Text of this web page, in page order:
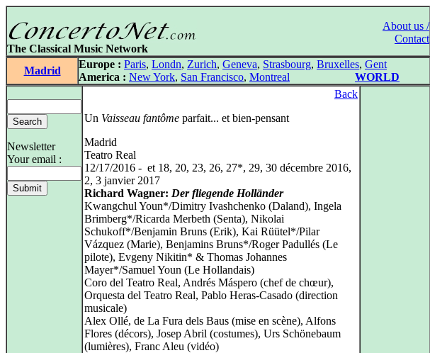
About us /
Contact
The Classical Music Network
Madrid
Europe : Paris, Londn, Zurich, Geneva, Strasbourg, Bruxelles, Gent
America : New York, San Francisco, Montreal WORLD
Newsletter
Your email :
Back
Un Vaisseau fantôme parfait... et bien-pensant
Madrid
Teatro Real
12/17/2016 - et 18, 20, 23, 26, 27*, 29, 30 décembre 2016,
2, 3 janvier 2017
Richard Wagner: Der fliegende Holländer
Kwangchul Youn*/Dimitry Ivashchenko (Daland), Ingela
Brimberg*/Ricarda Merbeth (Senta), Nikolai
Schukoff*/Benjamin Bruns (Erik), Kai Rüütel*/Pilar
Vázquez (Marie), Benjamins Bruns*/Roger Padullés (Le
pilote), Evgeny Nikitin* & Thomas Johannes
Mayer*/Samuel Youn (Le Hollandais)
Coro del Teatro Real, Andrés Máspero (chef de chœur),
Orquesta del Teatro Real, Pablo Heras-Casado (direction
musicale)
Alex Ollé, de La Fura dels Baus (mise en scène), Alfons
Flores (décors), Josep Abril (costumes), Urs Schönebaum
(lumières), Franc Aleu (vidéo)